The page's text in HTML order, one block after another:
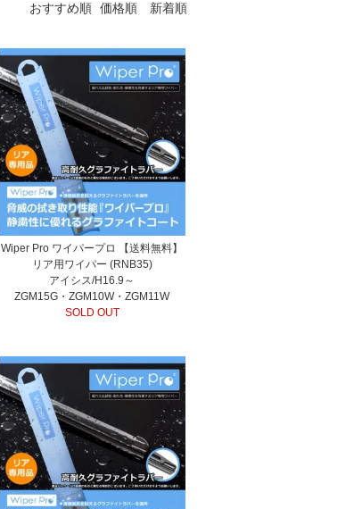
おすすめ順 価格順 新着順
Wiper Pro ワイパープロ 【送料無料】
リア用ワイパー (RNB35)
アイシス/H16.9～
ZGM15G・ZGM10W・ZGM11W
SOLD OUT